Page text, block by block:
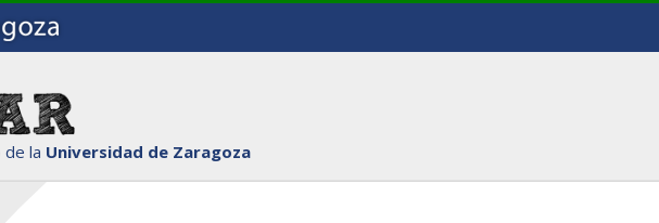
la Universidad de Zaragoza